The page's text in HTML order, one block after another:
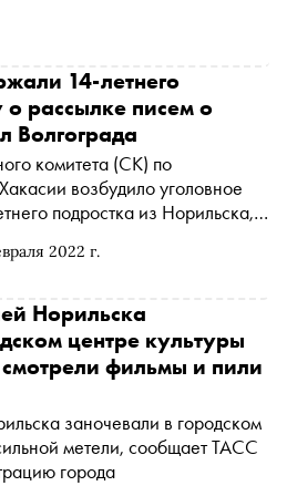
2022 г.
14-летнего
о рассылке писем о
Волгограда
комитета (СК) по
возбудило уголовное
подростка из Норильска,
об акте терроризма —
Норильска
центре культуры
фильмы и пили
заночевали в городском
сообщает ТАСС
города